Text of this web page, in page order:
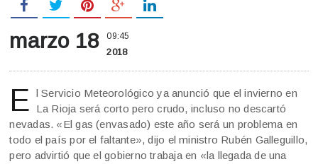
marzo 18 09:45
2018
E l Servicio Meteorológico ya anunció que el invierno en
La Rioja será corto pero crudo, incluso no descartó
nevadas. «El gas (envasado) este año será un problema en
todo el país por el faltante», dijo el ministro Rubén Galleguillo,
pero advirtió que el gobierno trabaja en «la llegada de una